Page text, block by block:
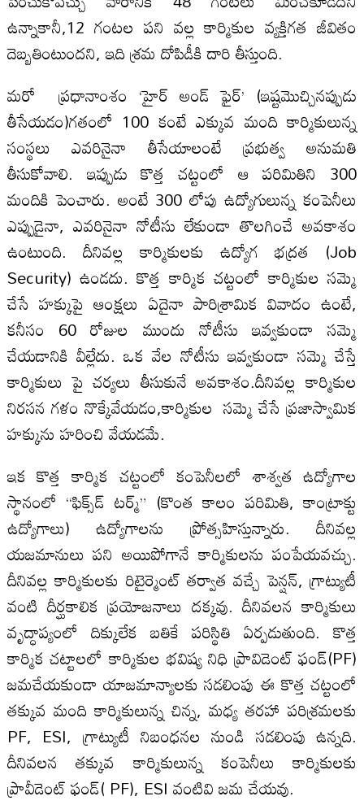
ఉన్నాకానీ,12 గంటల పని వల్ల కార్మికుల వ్యక్తిగత జీవితం
దెబ్బతింటుందని, ఇది శ్రమ దోపిడీకి దారి తీస్తుంది.
మరో ప్రధానాంశం ‘హైర్ అండ్ ఫైర్’ (ఇష్టమొచ్చినప్పుడు
తీసేయడం)గతంలో 100 కంటే ఎక్కువ మంది కార్మికులున్న
సంస్థలు ఎవరినైనా తీసేయాలంటే ప్రభుత్వ అనుమతి
తీసుకోవాలి. ఇప్పుడు కొత్త చట్టంలో ఆ పరిమితిని 300
మందికి పెంచారు. అంటే 300 లోపు ఉద్యోగులున్న కంపెనీలు
ఎప్పుడైనా, ఎవరినైనా నోటీసు లేకుండా తొలగించే అవకాశం
ఉంటుంది. దీనివల్ల కార్మికులకు ఉద్యోగ భద్రత (Job
Security) ఉండదు. కొత్త కార్మిక చట్టంలో కార్మికుల సమ్మె
చేసే హక్కుపై ఆంక్షలు ఏదైనా పారిశ్రామిక వివాదం ఉంటే,
కనీసం 60 రోజుల ముందు నోటీసు ఇవ్వకుండా సమ్మె
చేయడానికి వీల్లేదు. ఒక వేల నోటీసు ఇవ్వకుండా సమ్మె చేస్తే
కార్మికులు పై చర్యలు తీసుకునే అవకాశం.దీనివల్ల కార్మికుల
నిరసన గళం నొక్కేవేయడం,కార్మికుల సమ్మె చేసే ప్రజాస్వామిక
హక్కును హరించి వేయడమే.
ఇక కొత్త కార్మిక చట్టంలో కంపెనీలలో శాశ్వత ఉద్యోగాల
స్థానంలో “ఫిక్స్‌డ్ టర్మ్” (కొంత కాలం పరిమితి, కాంట్రాక్టు
ఉద్యోగాలు) ఉద్యోగాలను ప్రోత్సహిస్తున్నారు. దీనివల్ల
యజమానులు పని అయిపోగానే కార్మికులను పంపేయవచ్చు.
దీనివల్ల కార్మికులకు రిటైర్మెంట్ తర్వాత వచ్చే పెన్షన్, గ్రాట్యుటీ
వంటి దీర్ఘకాలిక ప్రయోజనాలు దక్కవు. దీనివలన కార్మికులు
వృద్ధాప్యంలో దిక్కులేక బతికే పరిస్థితి ఏర్పడుతుంది. కొత్త
కార్మిక చట్టాలలో కార్మికుల భవిష్య నిధి ప్రావిడెంట్ ఫండ్(PF)
జమచేయకుండా యాజమాన్యాలకు సడలింపు ఈ కొత్త చట్టంలో
తక్కువ మంది కార్మికులున్న చిన్న, మధ్య తరహా పరిశ్రమలకు
PF, ESI, గ్రాట్యుటీ నిబంధనల నుండి సడలింపు ఉన్నది.
దీనివలన తక్కువ కార్మికులున్న కంపెనీలు కార్మికులకు
ప్రావీడెంట్ ఫండ్( PF), ESI వంటివి జమ చేయవు.